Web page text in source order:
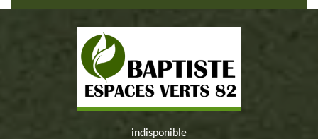
indisponible